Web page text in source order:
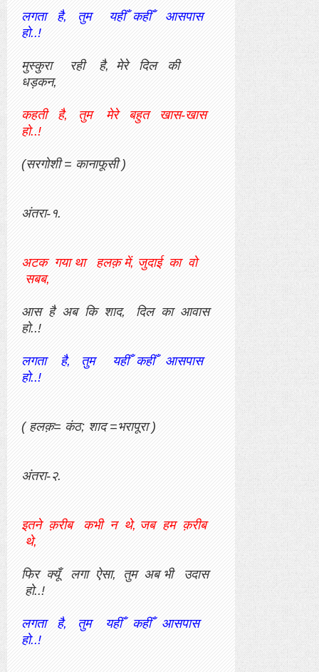
लगता है, तुम यहीँ कहीँ आसपास
हो..!
मुस्कुरा रही है, मेरे दिल की
धड़कन,
कहती है, तुम मेरे बहुत खास-खास
हो..!
(सरगोशी = कानाफूसी )
अंतरा-१.
अटक गया था हलक़ में, जुदाई का वो
सबब,
आस है अब कि शाद, दिल का आवास
हो..!
लगता है, तुम यहीँ कहीँ आसपास
हो..!
( हलक़= कंठ; शाद =भरापूरा )
अंतरा-२.
इतने क़रीब कभी न थे, जब हम क़रीब
थे,
फिर क्यूँ लगा ऐसा, तुम अब भी उदास
हो..!
लगता है, तुम यहीँ कहीँ आसपास
हो..!